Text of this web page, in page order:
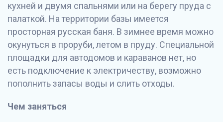
кухней и двумя спальнями или на берегу пруда с
палаткой. На территории базы имеется
просторная русская баня. В зимнее время можно
окунуться в проруби, летом в пруду. Специальной
площадки для автодомов и караванов нет, но
есть подключение к электричеству, возможно
пополнить запасы воды и слить отходы.
Чем заняться